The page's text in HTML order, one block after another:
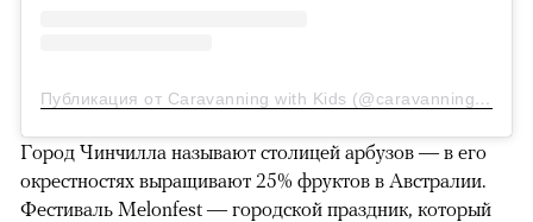
Публикация от Caravanning with Kids (@caravanningwithkids)
Город Чинчилла называют столицей арбузов — в его
окрестностях выращивают 25% фруктов в Австралии.
Фестиваль Melonfest — городской праздник, который